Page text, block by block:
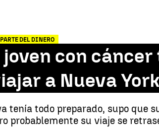
DEL DINERO
joven con
a Nueva
tenía todo preparado, supo que
probablemente su viaje se